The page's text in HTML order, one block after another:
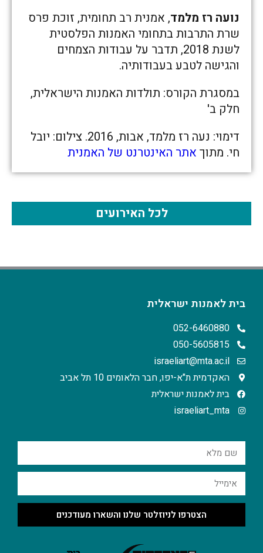
נועה רז מלמד, אמנית רב תחומית, זוכת פרס
שרת התרבות בתחומי האמנות הפלסטית
לשנת 2018​, תדבר על עבודות הצמחים
והגישה לטבע בעבודותיה.
במסגרת הקורס: תולדות האמנות הישראלית,
חלק ב'
דימוי: נעה רז מלמד, אבות, 2016. צילום: יובל
חי. מתוך אתר האינטרנט של האמנית
לכל האירועים
בית לאמנות ישראלית
052-6460880
050-5605815
israeliart@mta.ac.il
האקדמית ת"א-יפו, חבר הלאומים 10 תל אביב
בית לאמנות ישראלית
israeliart_mta
הצטרפו לניוזלטר שלנו והשארו מעודכנים